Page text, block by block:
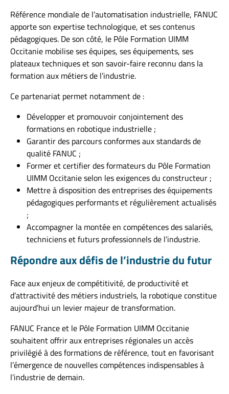
Référence mondiale de l’automatisation industrielle, FANUC
apporte son expertise technologique, et ses contenus
pédagogiques. De son côté, le Pôle Formation UIMM
Occitanie mobilise ses équipes, ses équipements, ses
plateaux techniques et son savoir-faire reconnu dans la
formation aux métiers de l’industrie.
Ce partenariat permet notamment de :
Développer et promouvoir conjointement des
formations en robotique industrielle ;
Garantir des parcours conformes aux standards de
qualité FANUC ;
Former et certifier des formateurs du Pôle Formation
UIMM Occitanie selon les exigences du constructeur ;
Mettre à disposition des entreprises des équipements
pédagogiques performants et régulièrement actualisés
;
Accompagner la montée en compétences des salariés,
techniciens et futurs professionnels de l’industrie.
Répondre aux défis de l’industrie du futur
Face aux enjeux de compétitivité, de productivité et
d’attractivité des métiers industriels, la robotique constitue
aujourd’hui un levier majeur de transformation.
FANUC France et le Pôle Formation UIMM Occitanie
souhaitent offrir aux entreprises régionales un accès
privilégié à des formations de référence, tout en favorisant
l’émergence de nouvelles compétences indispensables à
l’industrie de demain.